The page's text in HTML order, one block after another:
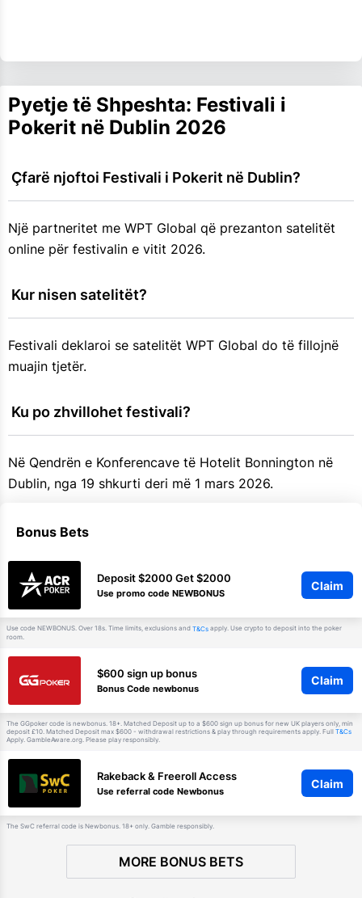
Pyetje të Shpeshta: Festivali i
Pokerit në Dublin 2026
Çfarë njoftoi Festivali i Pokerit në Dublin?
Një partneritet me WPT Global që prezanton satelitët
online për festivalin e vitit 2026.
Kur nisen satelitët?
Festivali deklaroi se satelitët WPT Global do të fillojnë
muajin tjetër.
Ku po zhvillohet festivali?
Në Qendrën e Konferencave të Hotelit Bonnington në
Dublin, nga 19 shkurti deri më 1 mars 2026.
Bonus Bets
Deposit $2000 Get $2000
Use promo code NEWBONUS
Claim
Use code NEWBONUS. Over 18s. Time limits, exclusions and T&Cs apply. Use crypto to deposit into the poker
room.
$600 sign up bonus
Bonus Code newbonus
Claim
The GGpoker code is newbonus. 18+. Matched Deposit up to a $600 sign up bonus for new UK players only, min
deposit £10. Matched Deposit max $600 - withdrawal restrictions & play through requirements apply. Full T&Cs
Apply. GambleAware.org. Please play responsibly.
Rakeback & Freeroll Access
Use referral code Newbonus
Claim
The SwC referral code is Newbonus. 18+ only. Gamble responsibly.
MORE BONUS BETS